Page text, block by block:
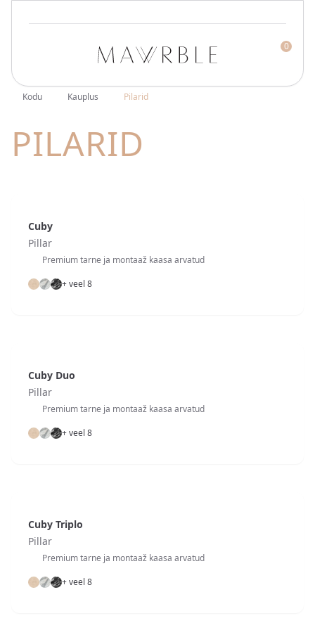
Mawrble
0
Kodu Kauplus Pilarid
PILARID
Cuby
Pillar
Premium tarne ja montaaž kaasa arvatud
+ veel 8
Cuby Duo
Pillar
Premium tarne ja montaaž kaasa arvatud
+ veel 8
Cuby Triplo
Pillar
Premium tarne ja montaaž kaasa arvatud
+ veel 8